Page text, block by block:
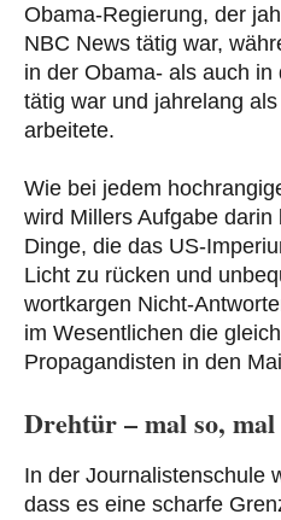
Obama-Regierung, der
NBC News tätig war,
in der Obama- als auch
tätig war und jahrelang
arbeitete.
Wie bei jedem
wird Millers Aufgabe
Dinge, die das US-
Licht zu rücken und
wortkargen Nicht-
im Wesentlichen die
Propagandisten in den
Drehtür – mal so,
In der Journalistenschule
dass es eine scharfe